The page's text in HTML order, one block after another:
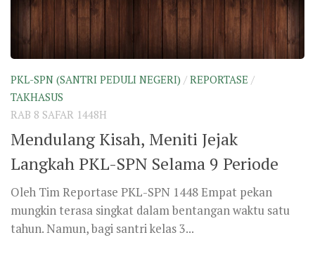
PKL-SPN (SANTRI PEDULI NEGERI) / REPORTASE /
TAKHASUS
RAB 8 SAFAR 1448H
Mendulang Kisah, Meniti Jejak
Langkah PKL-SPN Selama 9 Periode
Oleh Tim Reportase PKL-SPN 1448 Empat pekan
mungkin terasa singkat dalam bentangan waktu satu
tahun. Namun, bagi santri kelas 3...